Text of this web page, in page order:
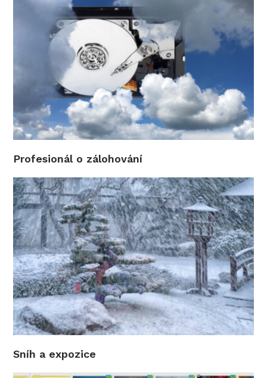
Profesionál o zálohování
Sníh a expozice